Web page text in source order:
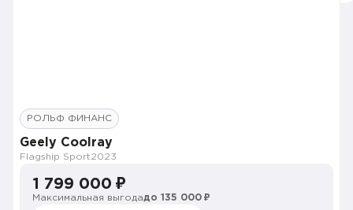
РОЛЬФ ФИНАНС
Geely Coolray
Flagship Sport2023
1 799 000 ₽
Максимальная выгодадо 135 000 ₽